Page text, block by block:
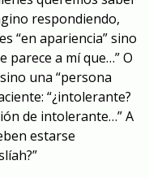
respondiendo,
“en apariencia” sino
parece a mí que…”O
una “persona
“¿intolerante?
de intolerante…” A
estarse
?”